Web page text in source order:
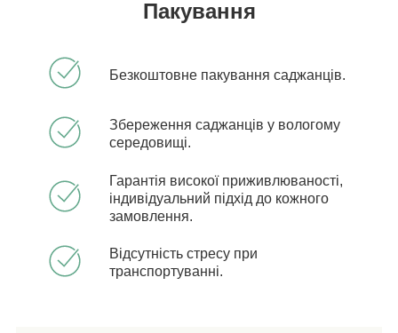
Пакування
Безкоштовне пакування саджанців.
Збереження саджанців у вологому
середовищі.
Гарантія високої приживлюваності,
індивідуальний підхід до кожного
замовлення.
Відсутність стресу при
транспортуванні.